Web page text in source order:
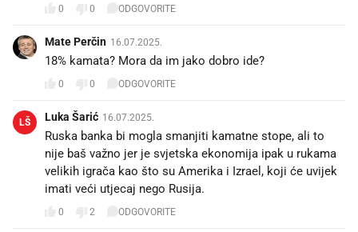
0 0 ODGOVORITE
Mate Perčin 16.07.2025.
18% kamata? Mora da im jako dobro ide?
0 0 ODGOVORITE
LŠ Luka Šarić 16.07.2025.
Ruska banka bi mogla smanjiti kamatne stope, ali to
nije baš važno jer je svjetska ekonomija ipak u rukama
velikih igrača kao što su Amerika i Izrael, koji će uvijek
imati veći utjecaj nego Rusija.
0 2 ODGOVORITE